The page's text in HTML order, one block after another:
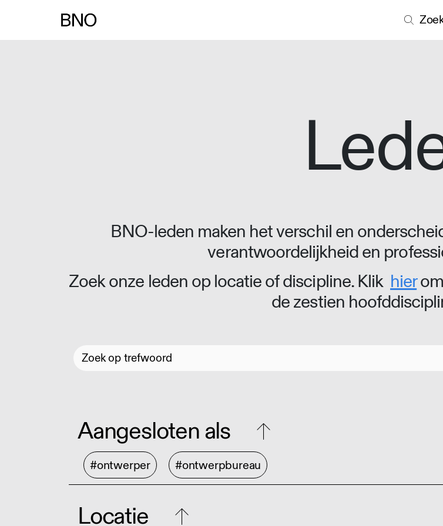
BNO-leden maken het verschil en
verantwoordelijkheid en
Zoek onze leden op locatie of discipline. Klik hier
de zestien
Aangesloten als
#ontwerper #ontwerpbureau
Locatie